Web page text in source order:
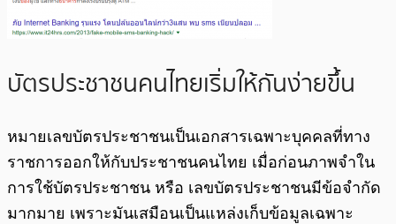
บัตรประชาชนคนไทยเริ่มให้กันง่ายขึ้น
หมายเลขบัตรประชาชนเป็นเอกสารเฉพาะบุคคลที่ทาง
ราชการออกให้กับประชาชนคนไทย เมื่อก่อนภาพจำใน
การใช้บัตรประชาชน หรือ เลขบัตรประชาชนมีข้อจำกัด
มากมาย เพราะมันเสมือนเป็นแหล่งเก็บข้อมูลเฉพาะ